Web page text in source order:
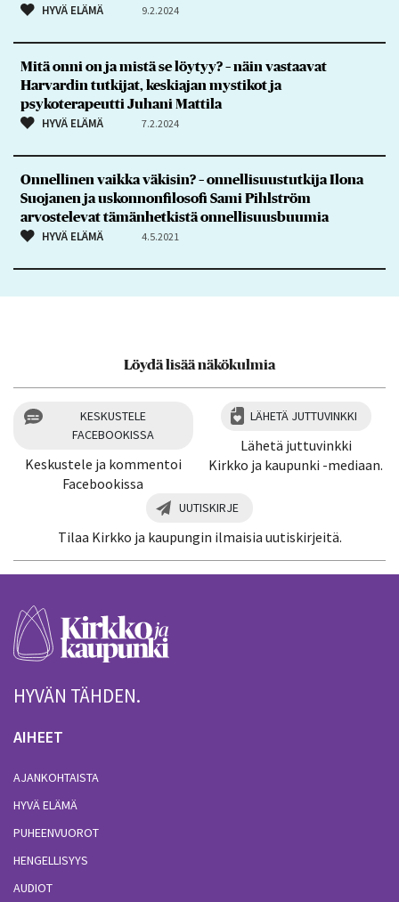
HYVÄ ELÄMÄ 9.2.2024
Mitä onni on ja mistä se löytyy? – näin vastaavat
Harvardin tutkijat, keskiajan mystikot ja
psykoterapeutti Juhani Mattila
HYVÄ ELÄMÄ 7.2.2024
Onnellinen vaikka väkisin? – onnellisuustutkija Ilona
Suojanen ja uskonnonfilosofi Sami Pihlström
arvostelevat tämänhetkistä onnellisuusbuumia
HYVÄ ELÄMÄ 4.5.2021
Löydä lisää näkökulmia
KESKUSTELE
FACEBOOKISSA
Keskustele ja kommentoi
Facebookissa
LÄHETÄ JUTTUVINKKI
Lähetä juttuvinkki
Kirkko ja kaupunki -mediaan.
UUTISKIRJE
Tilaa Kirkko ja kaupungin ilmaisia uutiskirjeitä.
HYVÄN TÄHDEN.
AIHEET
AJANKOHTAISTA
HYVÄ ELÄMÄ
PUHEENVUOROT
HENGELLISYYS
AUDIOT